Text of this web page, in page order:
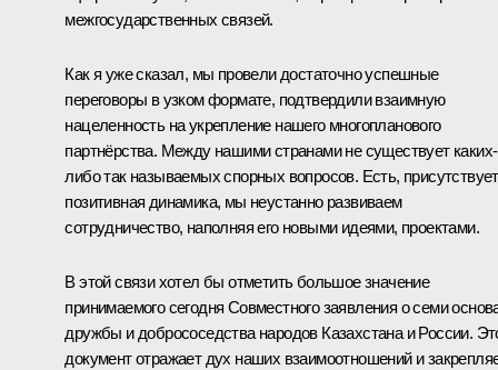
межгосударственных связей.
Как я уже сказал, мы провели достаточно успешные
переговоры в узком формате, подтвердили взаимную
нацеленность на укрепление нашего многопланового
партнёрства. Между нашими странами не существует каких-
либо так называемых спорных вопросов. Есть, присутствует
позитивная динамика, мы неустанно развиваем
сотрудничество, наполняя его новыми идеями, проектами.
В этой связи хотел бы отметить большое значение
принимаемого сегодня Совместного заявления о семи
дружбы и добрососедства народов Казахстана и России.
документ отражает дух наших взаимоотношений и